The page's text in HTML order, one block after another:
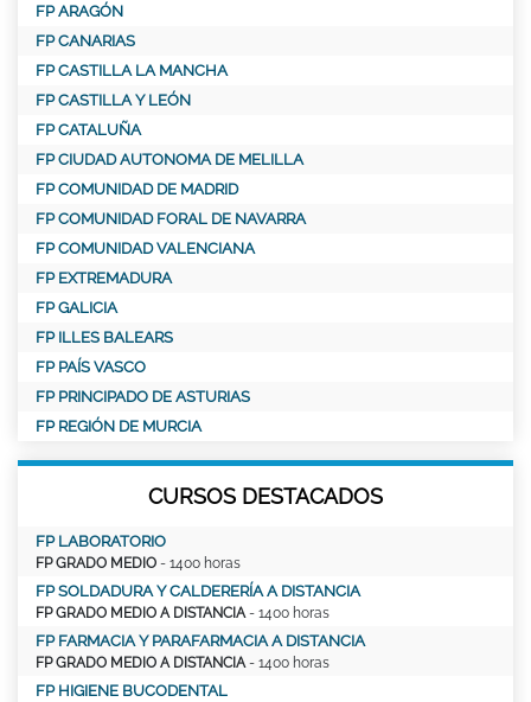
FP ARAGÓN
FP CANARIAS
FP CASTILLA LA MANCHA
FP CASTILLA Y LEÓN
FP CATALUÑA
FP CIUDAD AUTONOMA DE MELILLA
FP COMUNIDAD DE MADRID
FP COMUNIDAD FORAL DE NAVARRA
FP COMUNIDAD VALENCIANA
FP EXTREMADURA
FP GALICIA
FP ILLES BALEARS
FP PAÍS VASCO
FP PRINCIPADO DE ASTURIAS
FP REGIÓN DE MURCIA
CURSOS DESTACADOS
FP LABORATORIO
FP GRADO MEDIO - 1400 horas
FP SOLDADURA Y CALDERERÍA A DISTANCIA
FP GRADO MEDIO A DISTANCIA - 1400 horas
FP FARMACIA Y PARAFARMACIA A DISTANCIA
FP GRADO MEDIO A DISTANCIA - 1400 horas
FP HIGIENE BUCODENTAL